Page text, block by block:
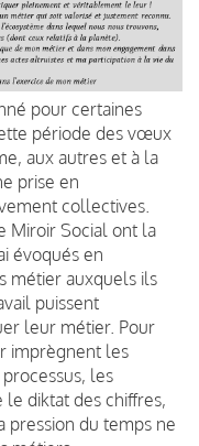
pour certaines
période des vœux
aux autres et à la
prise en
collectives.
Miroir Social ont la
évoqués en
métier auxquels ils
puissent
leur métier. Pour
imprègnent les
les
diktat des chiffres,
pression du temps ne